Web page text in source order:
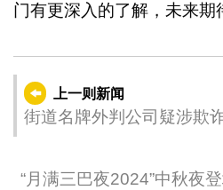
门有更深入的了解，未来期
上一则新闻
街道名牌外判公司疑涉欺
“月满三巴夜2024”中秋夜